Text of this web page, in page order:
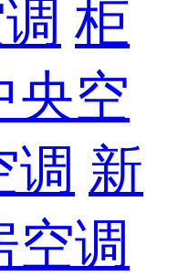
柜
央空
调 新
空调